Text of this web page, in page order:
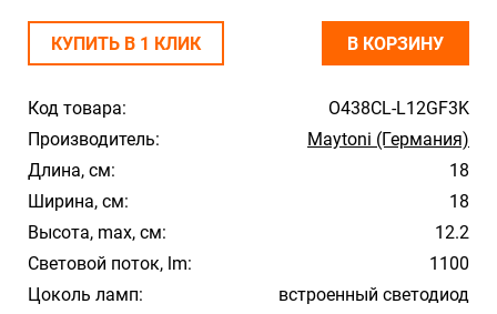
Код товара:
O438CL-L12GF3K
Производитель:
Maytoni (Германия)
Длина, см:
18
Ширина, см:
18
Высота, max, см:
12.2
Световой поток, lm:
1100
Цоколь ламп:
встроенный светодиод
КУПИТЬ В 1 КЛИК В КОРЗИНУ